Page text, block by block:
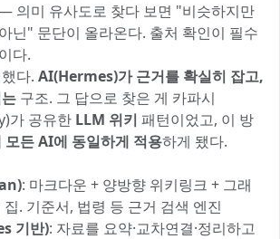
의미 유사도로 찾다 보면 "비슷하지만
닌" 문단이 올라온다. 출처 확인이 필수
다.
다. AI(Hermes)가 근거를 확실히 잡고,
구조. 그 답으로 찾은 게 카파시
가 공유한 LLM 위키 패턴이었고, 이 방
모든 AI에 동일하게 적용하게 됐다.
: 마크다운 + 양방향 위키링크 + 그래
. 기준서, 법령 등 근거 검색 엔진
기반): 자료를 요약·교차연결·정리하고